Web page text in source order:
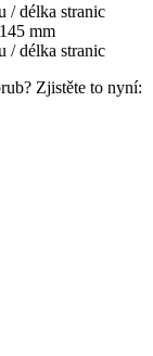
/ délka stranic
mm
/ délka stranic
Zjistěte to nyní: